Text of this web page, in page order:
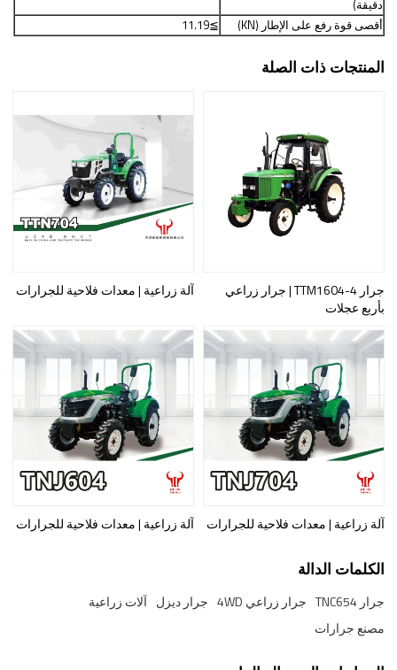
دقيقة)
أقصى قوة رفع على الإطار (KN)
≧
11.19
المنتجات ذات الصلة
جرار TTM1604-4 | جرار زراعي
بأربع عجلات
آلة زراعية | معدات فلاحية للجرارات
آلة زراعية | معدات فلاحية للجرارات آلة زراعية | معدات فلاحية للجرارات
الكلمات الدالة
جرار TNC654 جرار زراعي 4WD جرار ديزل آلات زراعية
مصنع جرارات